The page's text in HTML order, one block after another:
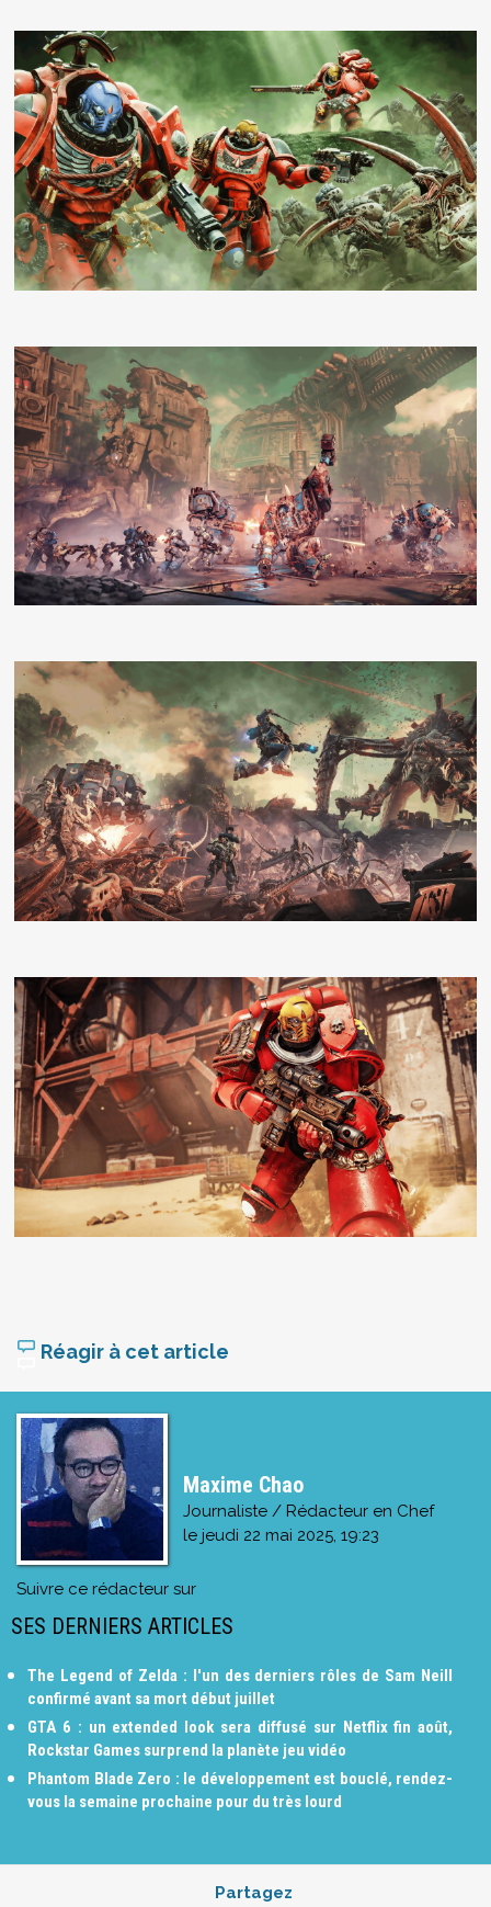
Réagir à cet article
Maxime Chao
Journaliste / Rédacteur en Chef
le jeudi 22 mai 2025, 19:23
Suivre ce rédacteur sur
SES DERNIERS ARTICLES
The Legend of Zelda : l'un des derniers rôles de Sam Neill
confirmé avant sa mort début juillet
GTA 6 : un extended look sera diffusé sur Netflix fin août,
Rockstar Games surprend la planète jeu vidéo
Phantom Blade Zero : le développement est bouclé, rendez-
vous la semaine prochaine pour du très lourd
Partagez